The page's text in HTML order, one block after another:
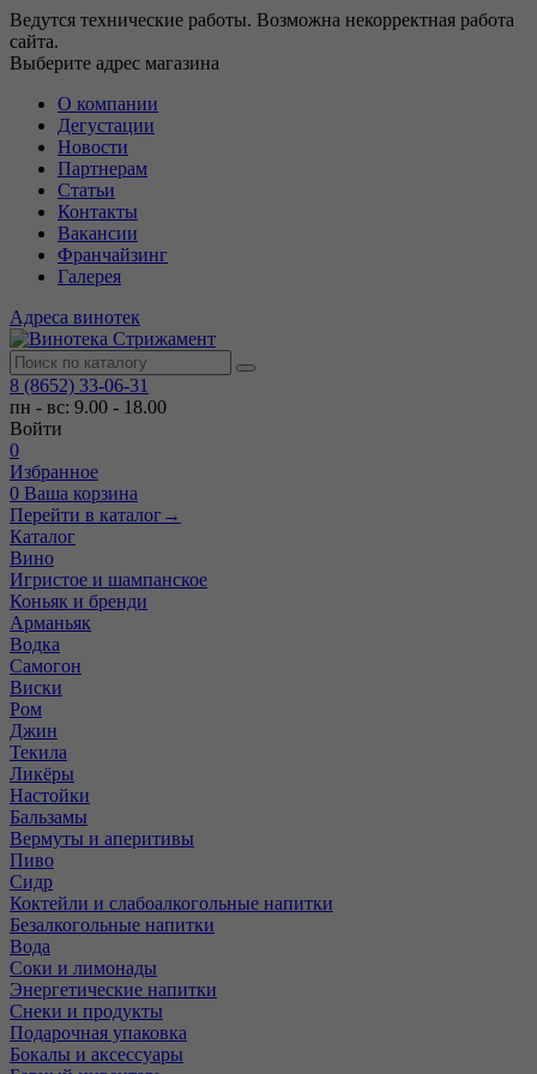
Ведутся технические работы. Возможна некорректная работа
сайта.
Выберите адрес магазина
О компании
Дегустации
Новости
Партнерам
Статьи
Контакты
Вакансии
Франчайзинг
Галерея
Адреса винотек
8 (8652) 33-06-31
пн - вс: 9.00 - 18.00
Войти
0
Избранное
0 Ваша корзина
Перейти в каталог →
Каталог
Вино
Игристое и шампанское
Коньяк и бренди
Арманьяк
Водка
Самогон
Виски
Ром
Джин
Текила
Ликёры
Настойки
Бальзамы
Вермуты и аперитивы
Пиво
Сидр
Коктейли и слабоалкогольные напитки
Безалкогольные напитки
Вода
Соки и лимонады
Энергетические напитки
Снеки и продукты
Подарочная упаковка
Бокалы и аксессуары